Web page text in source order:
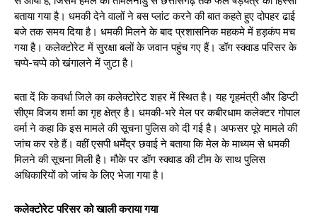
बताया गया है। धमकी देने वालों ने बस प्लांट करने की बात कहते हुए दोपहर ढाई
बजे तक समय दिया है। धमकी मिलने के बाद प्रशासनिक महकमे में हड़कंप मच
गया है। कलेक्टोरेट में सुरक्षा बलों के जवान पहुंच गए हैं। डॉग स्क्वाड परिसर के
चप्पे-चप्पे को खंगालने में जुटा है।
बता दें कि कवर्धा जिले का कलेक्टोरेट शहर में स्थित है। यह गृहमंत्री और डिप्टी
सीएम विजय शर्मा का गृह क्षेत्र है। धमकी-भरे मेल पर कबीरधाम कलेक्टर गोपाल
वर्मा ने कहा कि इस मामले की सूचना पुलिस को दी गई है। अफसर पूरे मामले की
जांच कर रहे हैं। वहीं एसपी धर्मेंद्र छवाई ने बताया कि मेल के माध्यम से धमकी
मिलने की सूचना मिली है। मौके पर डॉग स्क्वाड की टीम के साथ पुलिस
अधिकारियों को जांच के लिए भेजा गया है।
कलेक्टोरेट परिसर को खाली कराया गया